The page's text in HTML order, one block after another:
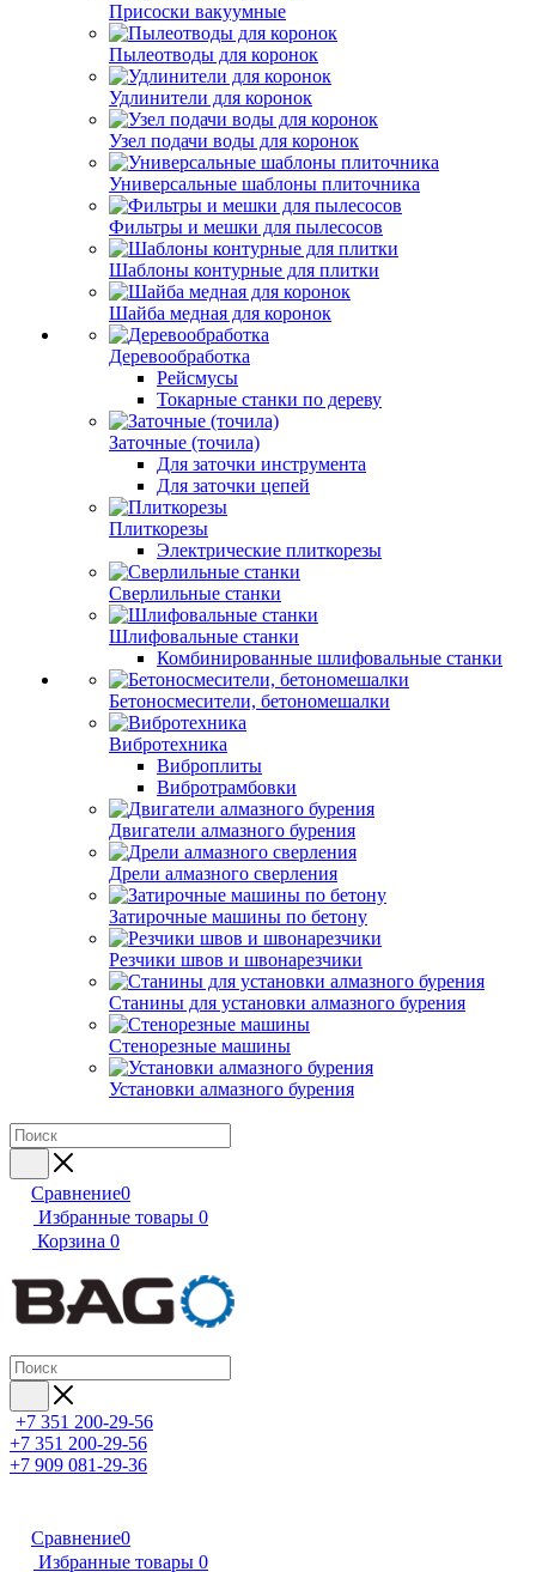
Присоски вакуумные
Пылеотводы для коронок
Удлинители для коронок
Узел подачи воды для коронок
Универсальные шаблоны плиточника
Фильтры и мешки для пылесосов
Шаблоны контурные для плитки
Шайба медная для коронок
Деревообработка
Рейсмусы
Токарные станки по дереву
Заточные (точила)
Для заточки инструмента
Для заточки цепей
Плиткорезы
Электрические плиткорезы
Сверлильные станки
Шлифовальные станки
Комбинированные шлифовальные станки
Бетоносмесители, бетономешалки
Вибротехника
Виброплиты
Вибротрамбовки
Двигатели алмазного бурения
Дрели алмазного сверления
Затирочные машины по бетону
Резчики швов и швонарезчики
Станины для установки алмазного бурения
Стенорезные машины
Установки алмазного бурения
Сравнение0
Избранные товары 0
Корзина 0
+7 351 200-29-56
+7 351 200-29-56
+7 909 081-29-36
Сравнение0
Избранные товары 0